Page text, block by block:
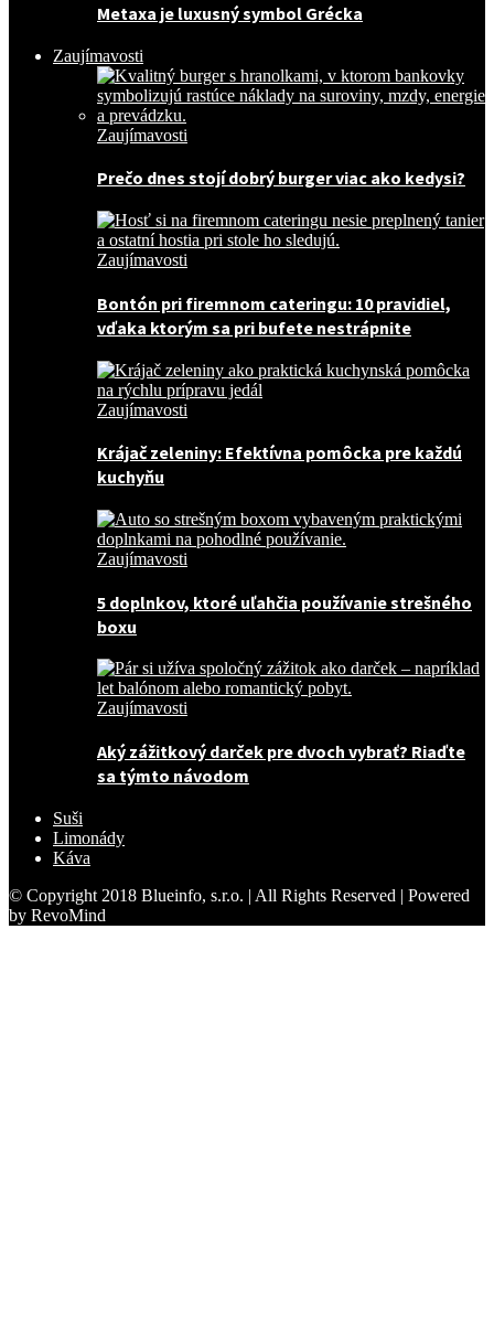
Metaxa je luxusný symbol Grécka
Zaujímavosti
Zaujímavosti
Prečo dnes stojí dobrý burger viac ako kedysi?
Zaujímavosti
Bontón pri firemnom cateringu: 10 pravidiel,
vďaka ktorým sa pri bufete nestrápnite
Zaujímavosti
Krájač zeleniny: Efektívna pomôcka pre každú
kuchyňu
Zaujímavosti
5 doplnkov, ktoré uľahčia používanie strešného
boxu
Zaujímavosti
Aký zážitkový darček pre dvoch vybrať? Riaďte
sa týmto návodom
Suši
Limonády
Káva
© Copyright 2018 Blueinfo, s.r.o. | All Rights Reserved | Powered
by RevoMind